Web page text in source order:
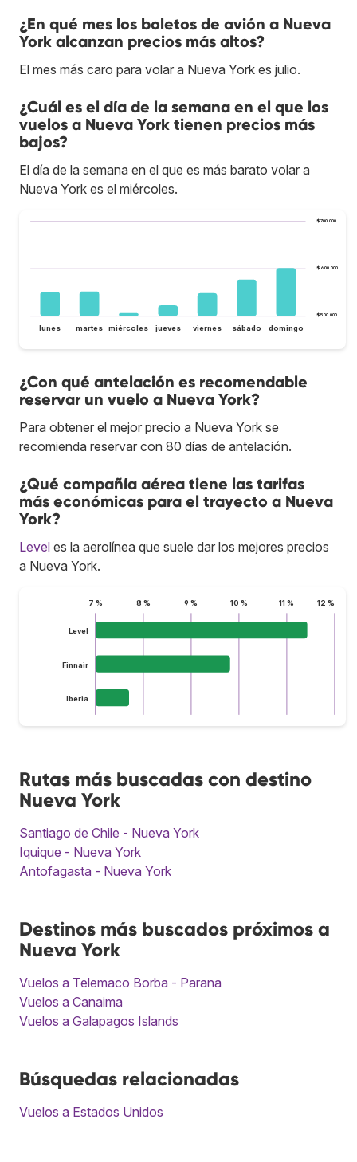
¿En qué mes los boletos de avión a Nueva
York alcanzan precios más altos?
El mes más caro para volar a Nueva York es julio.
¿Cuál es el día de la semana en el que los
vuelos a Nueva York tienen precios más
bajos?
El día de la semana en el que es más barato volar a
Nueva York es el miércoles.
$500.000
$600.000
$700.000
lunes martes miércoles jueves viernes sábado domingo
¿Con qué antelación es recomendable
reservar un vuelo a Nueva York?
Para obtener el mejor precio a Nueva York se
recomienda reservar con 80 días de antelación.
¿Qué compañía aérea tiene las tarifas
más económicas para el trayecto a Nueva
York?
Level es la aerolínea que suele dar los mejores precios
a Nueva York.
7 % 8 % 9 % 10 % 11 % 12 %
Level
Finnair
Iberia
Rutas más buscadas con destino
Nueva York
Santiago de Chile - Nueva York
Iquique - Nueva York
Antofagasta - Nueva York
Destinos más buscados próximos a
Nueva York
Vuelos a Telemaco Borba - Parana
Vuelos a Canaima
Vuelos a Galapagos Islands
Búsquedas relacionadas
Vuelos a Estados Unidos